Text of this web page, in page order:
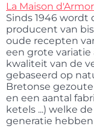
La Maison
Sinds 1946 wordt
producent van
oude recepten
een grote
kwaliteit van de
gebaseerd op
Bretonse
en een aantal
ketels ...) welke
generatie